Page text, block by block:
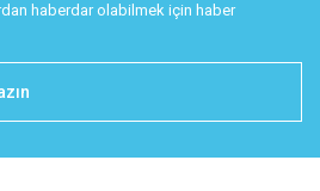
haberdar olabilmek için haber